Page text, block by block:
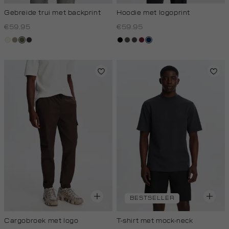
Gebreide trui met backprint
€59.95
wit,taupe,
groen,
choco
Hoodie met logoprint
€59.95
zwart
bos,koffie,
bordeaux
donkerblauw
Cargobroek met logo
BESTSELLER
T-shirt met mock-neck